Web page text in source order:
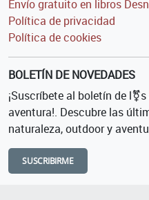
Envío gratuito en libros
Política de privacidad
Política de cookies
BOLETÍN DE NOVEDADES
¡Suscríbete al boletín de
aventura!. Descubre las
naturaleza, outdoor y
SUSCRIBIRME